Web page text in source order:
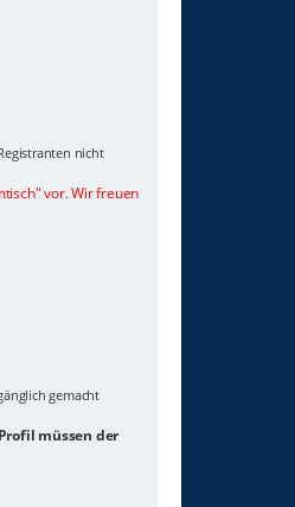
nicht
vor. Wir freuen
gemacht
müssen der